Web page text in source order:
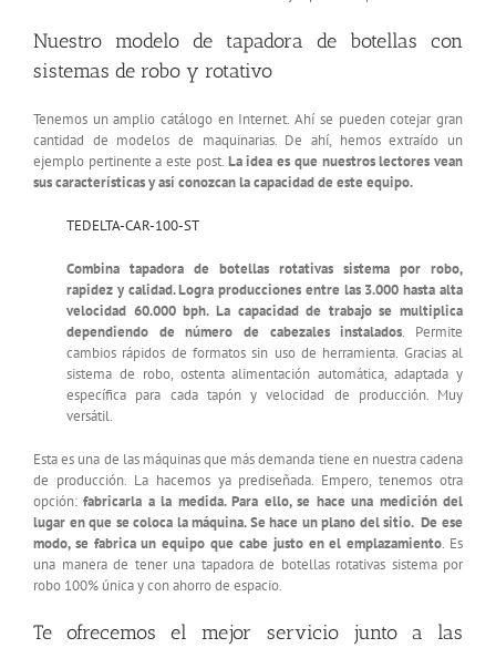
Nuestro modelo de tapadora de botellas con
sistemas de robo y rotativo
Tenemos un amplio catálogo en Internet. Ahí se pueden cotejar gran
cantidad de modelos de maquinarias. De ahí, hemos extraído un
ejemplo pertinente a este post. La idea es que nuestros lectores vean
sus características y así conozcan la capacidad de este equipo.
TEDELTA-CAR-100-ST
Combina tapadora de botellas rotativas sistema por robo,
rapidez y calidad. Logra producciones entre las 3.000 hasta alta
velocidad 60.000 bph. La capacidad de trabajo se multiplica
dependiendo de número de cabezales instalados. Permite
cambios rápidos de formatos sin uso de herramienta. Gracias al
sistema de robo, ostenta alimentación automática, adaptada y
específica para cada tapón y velocidad de producción. Muy
versátil.
Esta es una de las máquinas que más demanda tiene en nuestra cadena
de producción. La hacemos ya prediseñada. Empero, tenemos otra
opción:fabricarla a la medida. Para ello, se hace una medición del
lugar en que se coloca la máquina. Se hace un plano del sitio. De ese
modo, se fabrica un equipo que cabe justo en el emplazamiento. Es
una manera de tener una tapadora de botellas rotativas sistema por
robo 100% única y con ahorro de espacio.
Te ofrecemos el mejor servicio junto a las